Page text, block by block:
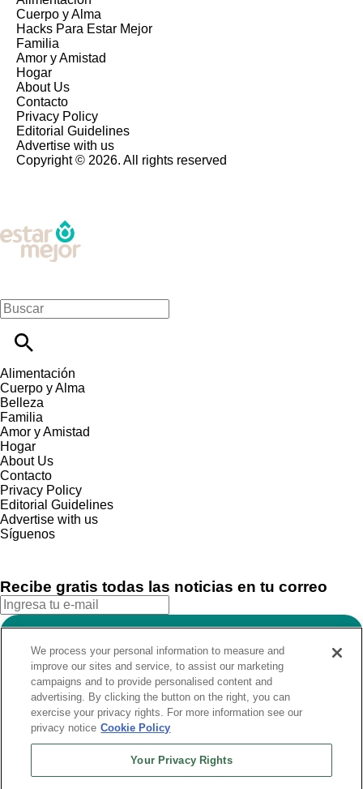
Cuerpo y Alma
Hacks Para Estar Mejor
Familia
Amor y Amistad
Hogar
About Us
Contacto
Privacy Policy
Editorial Guidelines
Advertise with us
Copyright © 2026. All rights reserved
Alimentación
Cuerpo y Alma
Belleza
Familia
Amor y Amistad
Hogar
About Us
Contacto
Privacy Policy
Editorial Guidelines
Advertise with us
Síguenos
Recibe gratis todas las noticias en tu correo
Este sitio está protegido por reCAPTCHA y Google
Política de
privacidad y Se aplican lasCondiciones de servicio
¡Muchas gracias!Ya estás suscrito a nuestro newsletter
Recibe gratis todas las noticias en tu correo
We process your personal information to measure and
improve our sites and service, to assist our marketing
campaigns and to provide personalised content and
advertising. By clicking the button on the right, you can
exercise your privacy rights. For more information see our
privacy notice Cookie Policy
Your Privacy Rights